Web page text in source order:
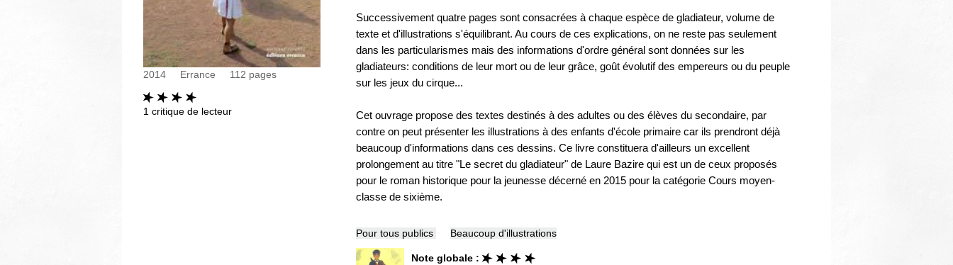
2014 Errance 112 pages
1 critique de lecteur
Successivement quatre pages sont consacrées à chaque espèce de gladiateur, volume de
texte et d'illustrations s'équilibrant. Au cours de ces explications, on ne reste pas seulement
dans les particularismes mais des informations d'ordre général sont données sur les
gladiateurs: conditions de leur mort ou de leur grâce, goût évolutif des empereurs ou du peuple
sur les jeux du cirque...
Cet ouvrage propose des textes destinés à des adultes ou des élèves du secondaire, par
contre on peut présenter les illustrations à des enfants d'école primaire car ils prendront déjà
beaucoup d'informations dans ces dessins. Ce livre constituera d'ailleurs un excellent
prolongement au titre "Le secret du gladiateur" de Laure Bazire qui est un de ceux proposés
pour le roman historique pour la jeunesse décerné en 2015 pour la catégorie Cours moyen-
classe de sixième.
Pour tous publics Beaucoup d'illustrations
Note globale :